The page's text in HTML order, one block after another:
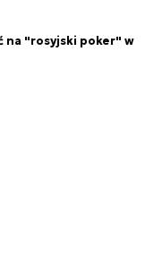
na "rosyjski poker" w